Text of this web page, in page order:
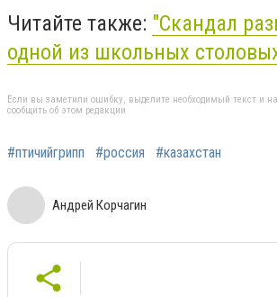
Читайте также: "Скандал
одной из школьных
Если вы заметили ошибку, выделите необходимый текст и
сообщить об этом редакции
#птичийгрипп #россия #казахстан
Андрей Корчагин